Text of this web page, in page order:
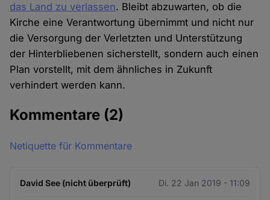
das Land zu verlassen. Bleibt abzuwarten, ob die
Kirche eine Verantwortung übernimmt und nicht nur
die Versorgung der Verletzten und Unterstützung
der Hinterbliebenen sicherstellt, sondern auch einen
Plan vorstellt, mit dem ähnliches in Zukunft
verhindert werden kann.
Kommentare (2)
Netiquette für Kommentare
David See (nicht überprüft) Di. 22 Jan 2019 - 11:09